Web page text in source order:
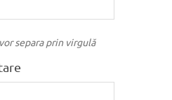
separa prin virgulă